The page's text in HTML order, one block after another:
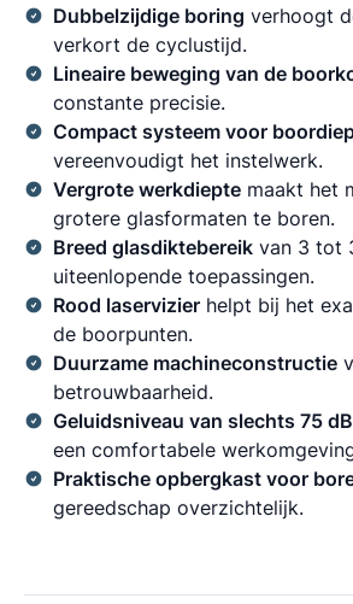
Dubbelzijdige boring verhoogt
verkort de cyclustijd.
Lineaire beweging van de
constante precisie.
Compact systeem voor
vereenvoudigt het instelwerk.
Vergrote werkdiepte maakt het
grotere glasformaten te boren.
Breed glasdiktebereik van 3 tot
uiteenlopende toepassingen.
Rood laservizier helpt bij het
de boorpunten.
Duurzame machineconstructie
betrouwbaarheid.
Geluidsniveau van slechts 75
een comfortabele
Praktische opbergkast voor
gereedschap overzichtelijk.